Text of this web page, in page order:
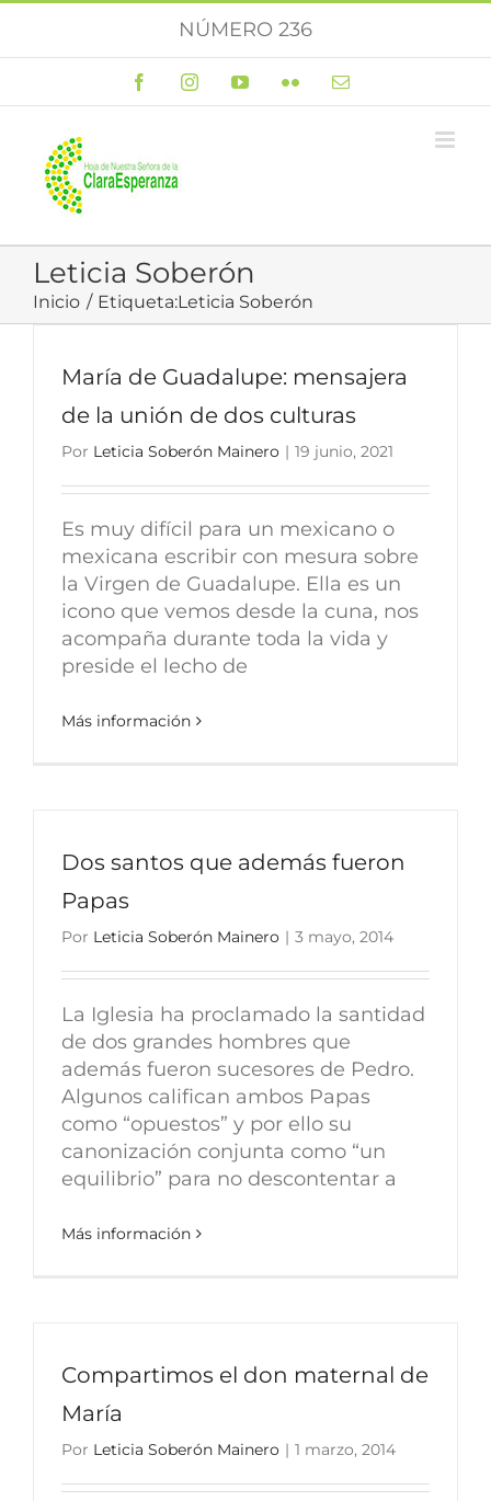
NÚMERO 236
FacebookInstagramYouTubeFlickr Correo
Leticia Soberón
Inicio Etiqueta:Leticia Soberón
María de Guadalupe: mensajera
de la unión de dos culturas
Por Leticia Soberón Mainero | 19 junio, 2021
Es muy difícil para un mexicano o
mexicana escribir con mesura sobre
la Virgen de Guadalupe. Ella es un
icono que vemos desde la cuna, nos
acompaña durante toda la vida y
preside el lecho de
Más información
Dos santos que además fueron
Papas
Por Leticia Soberón Mainero | 3 mayo, 2014
La Iglesia ha proclamado la santidad
de dos grandes hombres que
además fueron sucesores de Pedro.
Algunos califican ambos Papas
como “opuestos” y por ello su
canonización conjunta como “un
equilibrio” para no descontentar a
Más información
Compartimos el don maternal de
María
Por Leticia Soberón Mainero | 1 marzo, 2014